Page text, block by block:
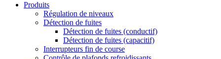
Produits
Régulation de niveaux
Détection de fuites
Détection de fuites (conductif)
Détection de fuites (capacitif)
Interrupteurs fin de course